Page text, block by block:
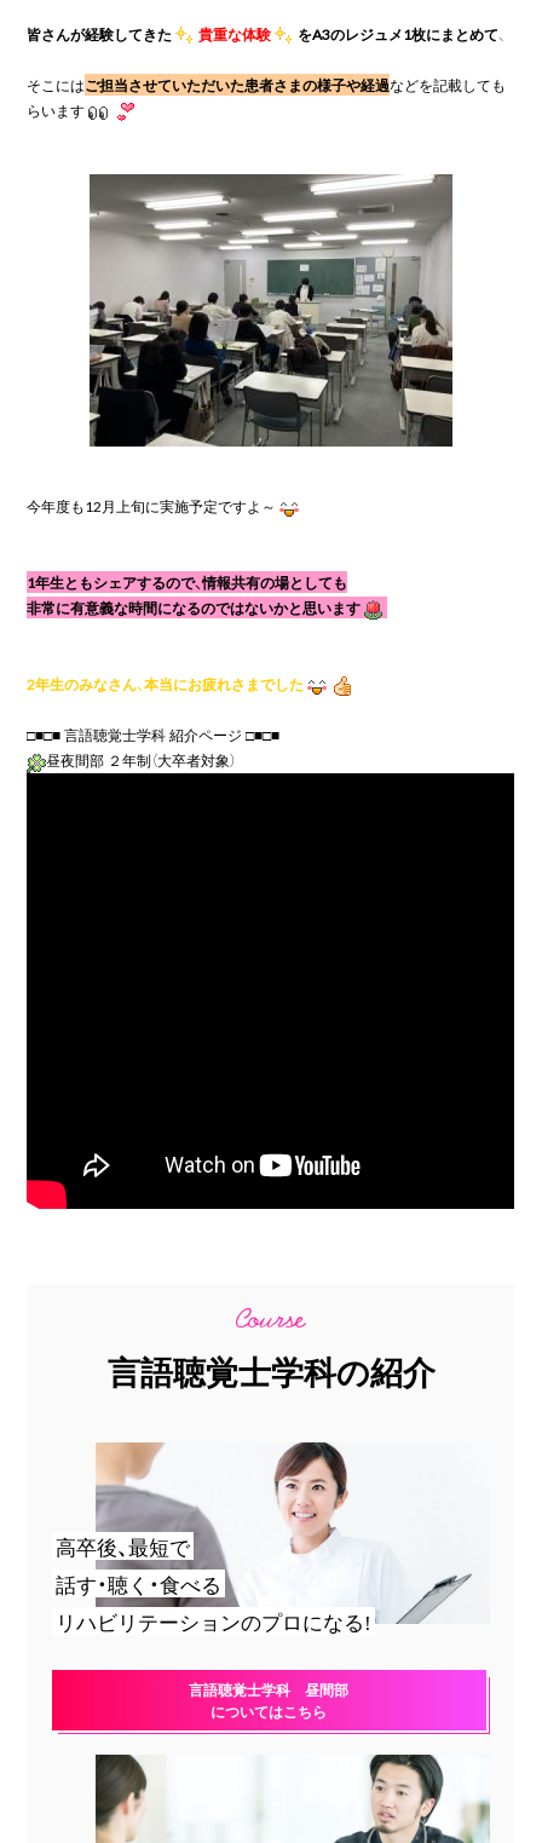
皆さんが経験してきた 貴重な体験 をA3のレジュメ1枚にまとめて、
そこにはご担当させていただいた患者さまの様子や経過などを記載しても
らいます
今年度も12月上旬に実施予定ですよ～
1年生ともシェアするので、情報共有の場としても
非常に有意義な時間になるのではないかと思います
2年生のみなさん、本当にお疲れさまでした
昼夜間部 ２年制（大卒者対象）
言語聴覚士学科の紹介
高卒後、最短で
話す・聴く・食べる
リハビリテーションのプロになる!
言語聴覚士学科 昼間部
についてはこちら